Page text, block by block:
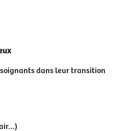
dans leur transition